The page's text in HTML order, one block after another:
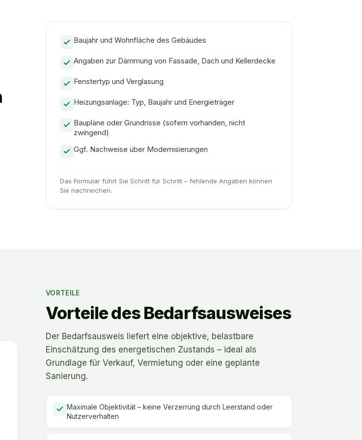
Baujahr und Wohnfläche des Gebäudes
Angaben zur Dämmung von Fassade, Dach und Kellerdecke
Fenstertyp und Verglasung
Heizungsanlage: Typ, Baujahr und Energieträger
Baupläne oder Grundrisse (sofern vorhanden, nicht
zwingend)
Ggf. Nachweise über Modernisierungen
Das Formular führt Sie Schritt für Schritt – fehlende Angaben können
Sie nachreichen.
VORTEILE
Vorteile des Bedarfsausweises
Der Bedarfsausweis liefert eine objektive, belastbare
Einschätzung des energetischen Zustands – ideal als
Grundlage für Verkauf, Vermietung oder eine geplante
Sanierung.
Maximale Objektivität – keine Verzerrung durch Leerstand oder
Nutzerverhalten